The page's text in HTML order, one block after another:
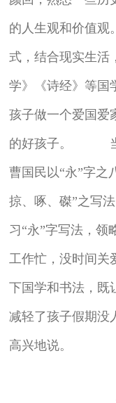
的人生观和价值观
式，结合现实生活
学》《诗经》等国
孩子做一个爱国爱
的好孩子。 当
曹国民以“永”字之
掠、啄、磔”之写
习“永”字写法，
工作忙，没时间关
下国学和书法，既
减轻了孩子假期没
高兴地说。